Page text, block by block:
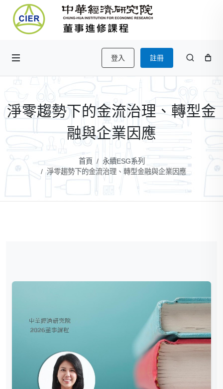
登入 註冊
淨零趨勢下的金流治理、轉型金
融與企業因應
首頁
永續ESG系列
淨零趨勢下的金流治理、轉型金融與企業因應